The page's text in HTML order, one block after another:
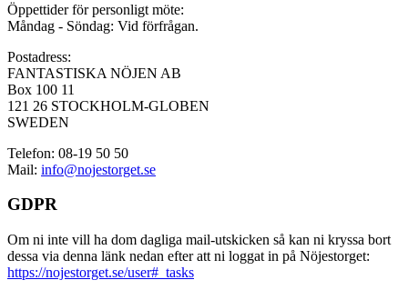
Öppettider för personligt möte:
Måndag - Söndag: Vid förfrågan.
Postadress:
FANTASTISKA NÖJEN AB
Box 100 11
121 26 STOCKHOLM-GLOBEN
SWEDEN
Telefon: 08-19 50 50
Mail: info@nojestorget.se
GDPR
Om ni inte vill ha dom dagliga mail-utskicken så kan ni kryssa bort
dessa via denna länk nedan efter att ni loggat in på Nöjestorget:
https://nojestorget.se/user#_tasks